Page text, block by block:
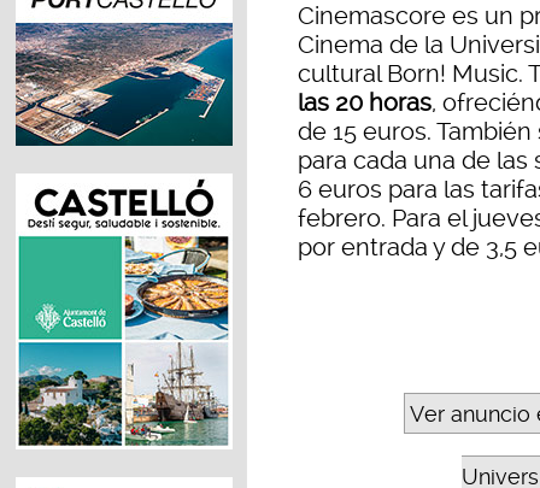
Cinemascore es un
Cinema de la
cultural Born! Music.
las 20 horas,
de 15 euros.
para cada una de las
6 euros para las
febrero. Para el
por entrada y de 3,5
Ver anuncio